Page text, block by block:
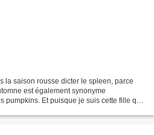
la saison rousse dicter le spleen, parce
est également synonyme
pumpkins. Et puisque je suis cette fille qui